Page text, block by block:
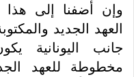
العهد الجديد
مخطوطة للعهد